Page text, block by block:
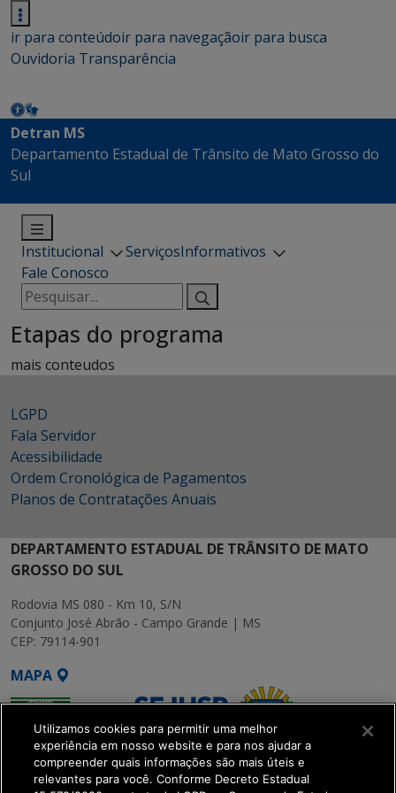
ir para conteúdoir para navegaçãoir para busca
Ouvidoria Transparência
Detran MS
Departamento Estadual de Trânsito de Mato Grosso do
Sul
Institucional ServiçosInformativos
Fale Conosco
Pesquisar
por:
Etapas do programa
mais conteudos
LGPD
Fala Servidor
Acessibilidade
Ordem Cronológica de Pagamentos
Planos de Contratações Anuais
DEPARTAMENTO ESTADUAL DE TRÂNSITO DE MATO
GROSSO DO SUL
Rodovia MS 080 - Km 10, S/N
Conjunto José Abrão - Campo Grande | MS
CEP: 79114-901
MAPA
Utilizamos cookies para permitir uma melhor
experiência em nosso website e para nos ajudar a
compreender quais informações são mais úteis e
relevantes para você. Conforme Decreto Estadual